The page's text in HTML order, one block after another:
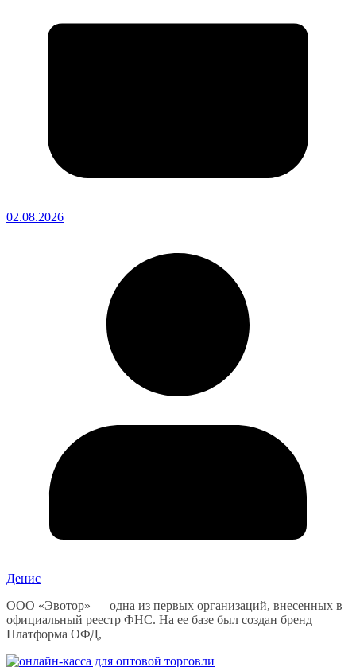
02.08.2026
Денис
ООО «Эвотор» — одна из первых организаций, внесенных в
официальный реестр ФНС. На ее базе был создан бренд
Платформа ОФД,